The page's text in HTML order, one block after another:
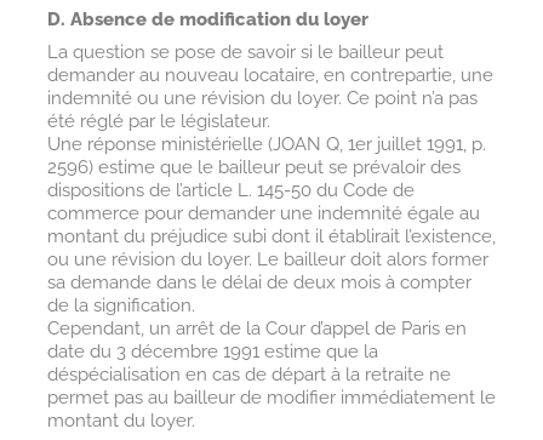
D. Absence de modification du loyer
La question se pose de savoir si le bailleur peut
demander au nouveau locataire, en contrepartie, une
indemnité ou une révision du loyer. Ce point n’a pas
été réglé par le législateur.
Une réponse ministérielle (JOAN Q, 1er juillet 1991, p.
2596) estime que le bailleur peut se prévaloir des
dispositions de l’article L. 145-50 du Code de
commerce pour demander une indemnité égale au
montant du préjudice subi dont il établirait l’existence,
ou une révision du loyer. Le bailleur doit alors former
sa demande dans le délai de deux mois à compter
de la signification.
Cependant, un arrêt de la Cour d’appel de Paris en
date du 3 décembre 1991 estime que la
déspécialisation en cas de départ à la retraite ne
permet pas au bailleur de modifier immédiatement le
montant du loyer.